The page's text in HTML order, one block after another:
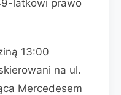
latkowi prawo
13:00
na ul.
Mercedesem